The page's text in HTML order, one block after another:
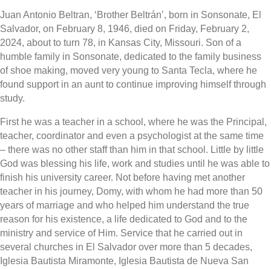
Juan Antonio Beltran, ‘Brother Beltrán’, born in Sonsonate, El
Salvador, on February 8, 1946, died on Friday, February 2,
2024, about to turn 78, in Kansas City, Missouri. Son of a
humble family in Sonsonate, dedicated to the family business
of shoe making, moved very young to Santa Tecla, where he
found support in an aunt to continue improving himself through
study.
First he was a teacher in a school, where he was the Principal,
teacher, coordinator and even a psychologist at the same time
– there was no other staff than him in that school. Little by little
God was blessing his life, work and studies until he was able to
finish his university career. Not before having met another
teacher in his journey, Domy, with whom he had more than 50
years of marriage and who helped him understand the true
reason for his existence, a life dedicated to God and to the
ministry and service of Him. Service that he carried out in
several churches in El Salvador over more than 5 decades,
Iglesia Bautista Miramonte, Iglesia Bautista de Nueva San